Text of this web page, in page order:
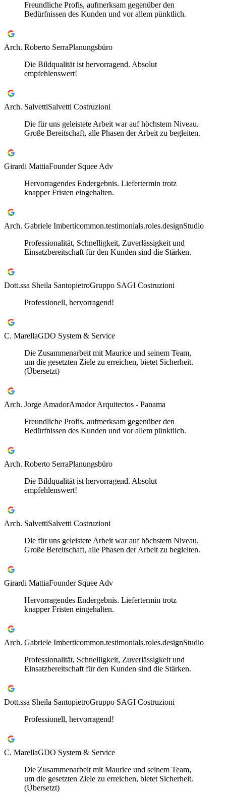
Freundliche Profis, aufmerksam gegenüber den
Bedürfnissen des Kunden und vor allem pünktlich.
Arch. Roberto SerraPlanungsbüro
Die Bildqualität ist hervorragend. Absolut
empfehlenswert!
Arch. SalvettiSalvetti Costruzioni
Die für uns geleistete Arbeit war auf höchstem Niveau.
Große Bereitschaft, alle Phasen der Arbeit zu begleiten.
Girardi MattiaFounder Squee Adv
Hervorragendes Endergebnis. Liefertermin trotz
knapper Fristen eingehalten.
Arch. Gabriele Imberticommon.testimonials.roles.designStudio
Professionalität, Schnelligkeit, Zuverlässigkeit und
Einsatzbereitschaft für den Kunden sind die Stärken.
Dott.ssa Sheila SantopietroGruppo SAGI Costruzioni
Professionell, hervorragend!
C. MarellaGDO System & Service
Die Zusammenarbeit mit Maurice und seinem Team,
um die gesetzten Ziele zu erreichen, bietet Sicherheit.
(Übersetzt)
Arch. Jorge AmadorAmador Arquitectos - Panama
Freundliche Profis, aufmerksam gegenüber den
Bedürfnissen des Kunden und vor allem pünktlich.
Arch. Roberto SerraPlanungsbüro
Die Bildqualität ist hervorragend. Absolut
empfehlenswert!
Arch. SalvettiSalvetti Costruzioni
Die für uns geleistete Arbeit war auf höchstem Niveau.
Große Bereitschaft, alle Phasen der Arbeit zu begleiten.
Girardi MattiaFounder Squee Adv
Hervorragendes Endergebnis. Liefertermin trotz
knapper Fristen eingehalten.
Arch. Gabriele Imberticommon.testimonials.roles.designStudio
Professionalität, Schnelligkeit, Zuverlässigkeit und
Einsatzbereitschaft für den Kunden sind die Stärken.
Dott.ssa Sheila SantopietroGruppo SAGI Costruzioni
Professionell, hervorragend!
C. MarellaGDO System & Service
Die Zusammenarbeit mit Maurice und seinem Team,
um die gesetzten Ziele zu erreichen, bietet Sicherheit.
(Übersetzt)